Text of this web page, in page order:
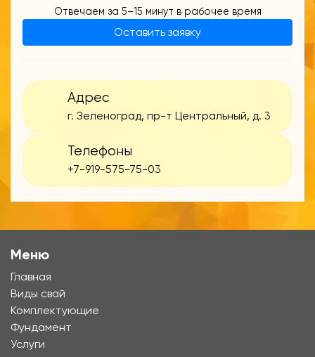
Отвечаем за 5–15 минут в рабочее время
Оставить заявку
Адрес
г. Зеленоград, пр-т Центральный, д. 3
Телефоны
+7-919-575-75-03
Меню
Главная
Виды свай
Комплектующие
Фундамент
Услуги